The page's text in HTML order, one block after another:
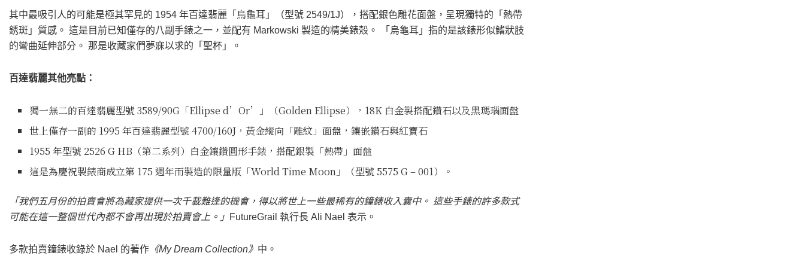
其中最吸引人的可能是極其罕見的 1954 年百達翡麗「烏龜耳」（型號 2549/1J），搭配銀色雕花面盤，呈現獨特的「熱帶
銹斑」質感。 這是目前已知僅存的八副手錶之一，並配有 Markowski 製造的精美錶殼。 「烏龜耳」指的是該錶形似鰭狀肢
的彎曲延伸部分。 那是收藏家們夢寐以求的「聖杯」。
百達翡麗其他亮點：
獨一無二的百達翡麗型號 3589/90G「Ellipse d’Or’」（Golden Ellipse），18K 白金製搭配鑽石以及黑瑪瑙面盤
世上僅存一副的 1995 年百達翡麗型號 4700/160J，黃金縱向「雕紋」面盤，鑲嵌鑽石與紅寶石
1955 年型號 2526 G HB（第二系列）白金鑲鑽圓形手錶，搭配銀製「熱帶」面盤
這是為慶祝製錶商成立第 175 週年而製造的限量版「World Time Moon」（型號 5575 G – 001）。
「我們五月份的拍賣會將為藏家提供一次千載難逢的機會，得以將世上一些最稀有的鐘錶收入囊中。 這些手錶的許多款式
可能在這一整個世代內都不會再出現於拍賣會上。」 FutureGrail 執行長 Ali Nael 表示。
多款拍賣鐘錶收錄於 Nael 的著作 《My Dream Collection》 中。